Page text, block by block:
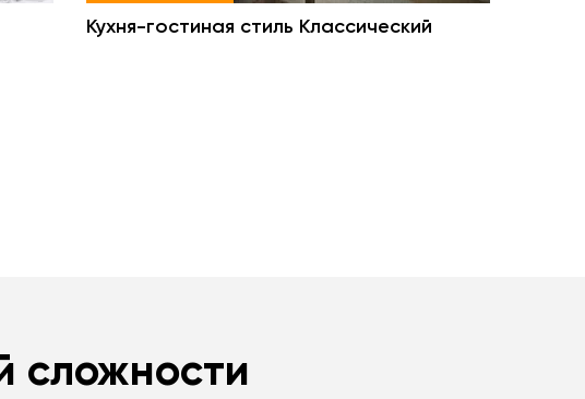
Кухня-гостиная стиль Классический
сложности